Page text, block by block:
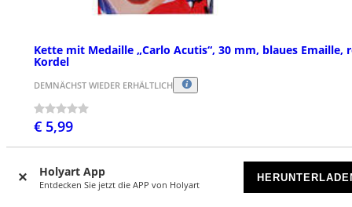
Holyart App
Entdecken Sie jetzt die APP von Holyart
Kette mit Medaille „Carlo Acutis“, 30 mm, blaues Emaille,
Kordel
DEMNÄCHST WIEDER ERHÄLTLICH
€ 5,99